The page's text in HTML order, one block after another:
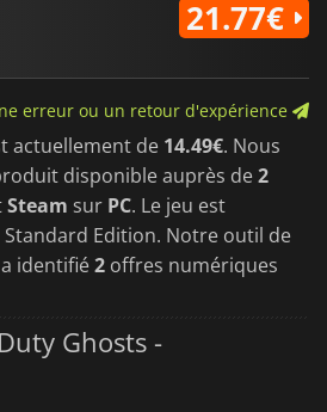
21.77€
erreur ou un retour d'expérience
actuellement de 14.49€. Nous
disponible auprès de2
Steam sur PC. Le jeu est
Edition. Notre outil de
identifié2 offres numériques
Ghosts -